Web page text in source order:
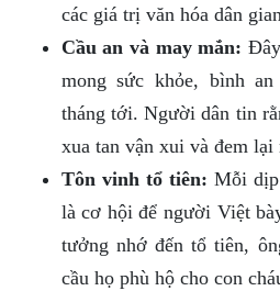
các giá trị văn hóa dân
Cầu an và may mắn:
mong sức khỏe, bình
tháng tới. Người dân tin
xua tan vận xui và đem lại
Tôn vinh tổ tiên: Mỗi
là cơ hội để người Việt
tưởng nhớ đến tổ tiên,
cầu họ phù hộ cho con